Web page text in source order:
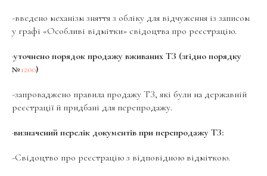
-введено механізм зняття з обліку для відчуження із записом
у графі «Особливі відмітки» свідоцтва про реєстрацію.
·уточнено порядок продажу вживаних ТЗ (згідно порядку
№1200)
-запроваджено правила продажу ТЗ, які були на державній
реєстрації й придбані для перепродажу.
·визначений перелік документів при перепродажу ТЗ:
-Свідоцтво про реєстрацію з відповідною відміткою.